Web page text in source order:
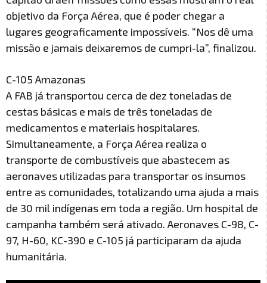
objetivo da Força Aérea, que é poder chegar a
lugares geograficamente impossíveis. “Nos dê uma
missão e jamais deixaremos de cumpri-la”, finalizou.
C-105 Amazonas
A FAB já transportou cerca de dez toneladas de
cestas básicas e mais de três toneladas de
medicamentos e materiais hospitalares.
Simultaneamente, a Força Aérea realiza o
transporte de combustíveis que abastecem as
aeronaves utilizadas para transportar os insumos
entre as comunidades, totalizando uma ajuda a mais
de 30 mil indígenas em toda a região. Um hospital de
campanha também será ativado. Aeronaves C-98, C-
97, H-60, KC-390 e C-105 já participaram da ajuda
humanitária.